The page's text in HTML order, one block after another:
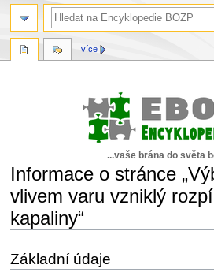
...vaše brána do světa
Informace o stránce
vlivem varu vzniklý
kapaliny“
na
na
Základní údaje
více